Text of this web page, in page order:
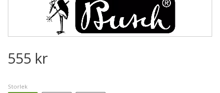
555 kr
Storlek